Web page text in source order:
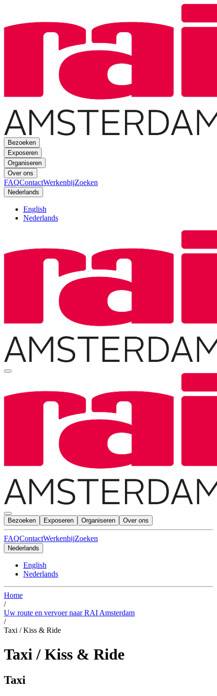
Bezoeken
Exposeren
Organiseren
Over ons
FAQContactWerkenbijZoeken
Nederlands
English
Nederlands
Bezoeken Exposeren Organiseren Over ons
FAQContactWerkenbijZoeken
Nederlands
English
Nederlands
Home
/
Uw route en vervoer naar RAI Amsterdam
/
Taxi / Kiss & Ride
Taxi / Kiss & Ride
Taxi